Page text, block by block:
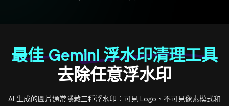
最佳 Gemini 浮水印清理工具
去除任意浮水印
AI 生成的圖片通常隱藏三種浮水印：可見 Logo、不可見像素模式和